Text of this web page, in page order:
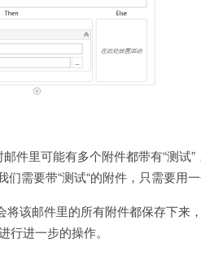
件里可能有多个附件都带有“测试
需要带“测试“的附件，只需要用
将该邮件里的所有附件都保存下来
行进一步的操作。